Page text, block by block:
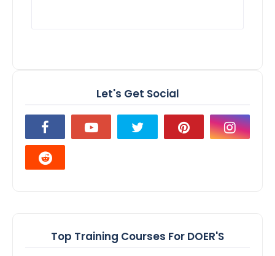
Let's Get Social
Top Training Courses For DOER'S